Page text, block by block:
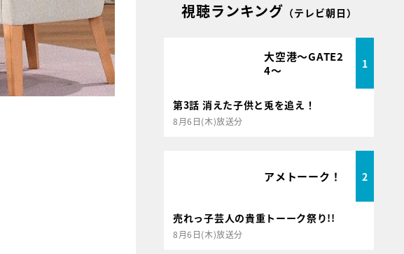
視聴ランキング （テレビ朝日）
大空港～GATE2
4～
1
第3話 消えた子供と兎を追え！
8月6日(木)放送分
アメトーーク！ 2
売れっ子芸人の貴重トーーク祭り!!
8月6日(木)放送分